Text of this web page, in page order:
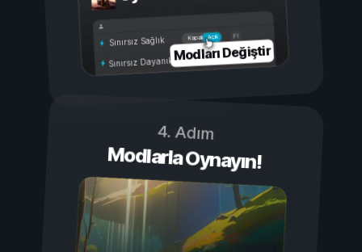
Açık
Kapalı
Sınırsız Sağlık
Sınırsız DayanıklılıkModları Değiştir
4. Adım
Modlarla Oynayın!